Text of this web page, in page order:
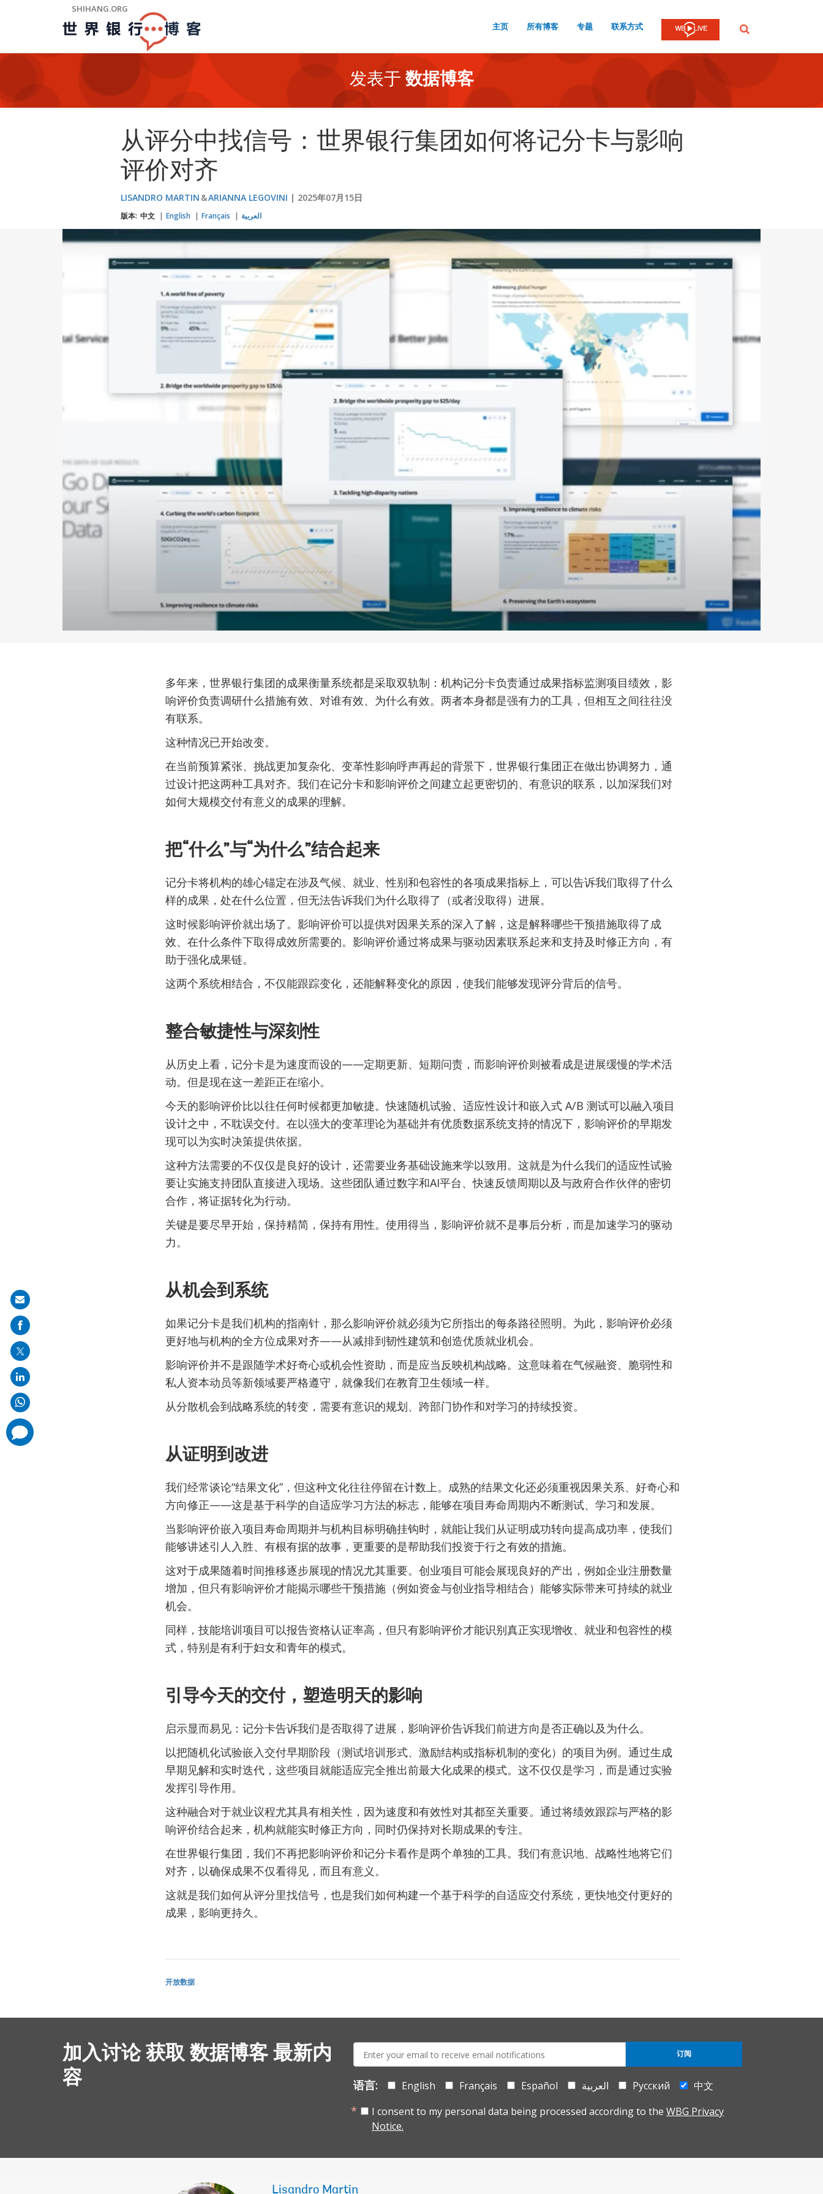
SHIHANG.ORG
主页 所有博客 专题 联系方式
提
发表于 数据博客
从评分中找信号：世界银行集团如何将记分卡与影响
评价对齐
LISANDRO MARTIN ARIANNA LEGOVINI 2025年07月15日
版本: 中文 English Français العربية
多年来，世界银行集团的成果衡量系统都是采取双轨制：机构记分卡负责通过成果指标监测项目绩效，影
响评价负责调研什么措施有效、对谁有效、为什么有效。两者本身都是强有力的工具，但相互之间往往没
有联系。
这种情况已开始改变。
在当前预算紧张、挑战更加复杂化、变革性影响呼声再起的背景下，世界银行集团正在做出协调努力，通
过设计把这两种工具对齐。我们在记分卡和影响评价之间建立起更密切的、有意识的联系，以加深我们对
如何大规模交付有意义的成果的理解。
把“什么”与“为什么”结合起来
记分卡将机构的雄心锚定在涉及气候、就业、性别和包容性的各项成果指标上，可以告诉我们取得了什么
样的成果，处在什么位置，但无法告诉我们为什么取得了（或者没取得）进展。
这时候影响评价就出场了。影响评价可以提供对因果关系的深入了解，这是解释哪些干预措施取得了成
效、在什么条件下取得成效所需要的。影响评价通过将成果与驱动因素联系起来和支持及时修正方向，有
助于强化成果链。
这两个系统相结合，不仅能跟踪变化，还能解释变化的原因，使我们能够发现评分背后的信号。
整合敏捷性与深刻性
从历史上看，记分卡是为速度而设的——定期更新、短期问责，而影响评价则被看成是进展缓慢的学术活
动。但是现在这一差距正在缩小。
今天的影响评价比以往任何时候都更加敏捷。快速随机试验、适应性设计和嵌入式 A/B 测试可以融入项目
设计之中，不耽误交付。在以强大的变革理论为基础并有优质数据系统支持的情况下，影响评价的早期发
现可以为实时决策提供依据。
这种方法需要的不仅仅是良好的设计，还需要业务基础设施来学以致用。这就是为什么我们的适应性试验
要让实施支持团队直接进入现场。这些团队通过数字和AI平台、快速反馈周期以及与政府合作伙伴的密切
合作，将证据转化为行动。
关键是要尽早开始，保持精简，保持有用性。使用得当，影响评价就不是事后分析，而是加速学习的驱动
力。
从机会到系统
如果记分卡是我们机构的指南针，那么影响评价就必须为它所指出的每条路径照明。为此，影响评价必须
更好地与机构的全方位成果对齐——从减排到韧性建筑和创造优质就业机会。
影响评价并不是跟随学术好奇心或机会性资助，而是应当反映机构战略。这意味着在气候融资、脆弱性和
私人资本动员等新领域要严格遵守，就像我们在教育卫生领域一样。
从分散机会到战略系统的转变，需要有意识的规划、跨部门协作和对学习的持续投资。
从证明到改进
我们经常谈论“结果文化”，但这种文化往往停留在计数上。成熟的结果文化还必须重视因果关系、好奇心和
方向修正——这是基于科学的自适应学习方法的标志，能够在项目寿命周期内不断测试、学习和发展。
当影响评价嵌入项目寿命周期并与机构目标明确挂钩时，就能让我们从证明成功转向提高成功率，使我们
能够讲述引人入胜、有根有据的故事，更重要的是帮助我们投资于行之有效的措施。
这对于成果随着时间推移逐步展现的情况尤其重要。创业项目可能会展现良好的产出，例如企业注册数量
增加，但只有影响评价才能揭示哪些干预措施（例如资金与创业指导相结合）能够实际带来可持续的就业
机会。
同样，技能培训项目可以报告资格认证率高，但只有影响评价才能识别真正实现增收、就业和包容性的模
式，特别是有利于妇女和青年的模式。
引导今天的交付，塑造明天的影响
启示显而易见：记分卡告诉我们是否取得了进展，影响评价告诉我们前进方向是否正确以及为什么。
以把随机化试验嵌入交付早期阶段（测试培训形式、激励结构或指标机制的变化）的项目为例。通过生成
早期见解和实时迭代，这些项目就能适应完全推出前最大化成果的模式。这不仅仅是学习，而是通过实验
发挥引导作用。
这种融合对于就业议程尤其具有相关性，因为速度和有效性对其都至关重要。通过将绩效跟踪与严格的影
响评价结合起来，机构就能实时修正方向，同时仍保持对长期成果的专注。
在世界银行集团，我们不再把影响评价和记分卡看作是两个单独的工具。我们有意识地、战略性地将它们
对齐，以确保成果不仅看得见，而且有意义。
这就是我们如何从评分里找信号，也是我们如何构建一个基于科学的自适应交付系统，更快地交付更好的
成果，影响更持久。
开放数据
加入讨论 获取 数据博客 最新内
容
mail:
语言: English Français Español العربية Русский
中文
I consent to my personal data being processed according to the WBG Privacy
Notice.
订阅
Lisandro Martin
Share
on
mail
comments
added